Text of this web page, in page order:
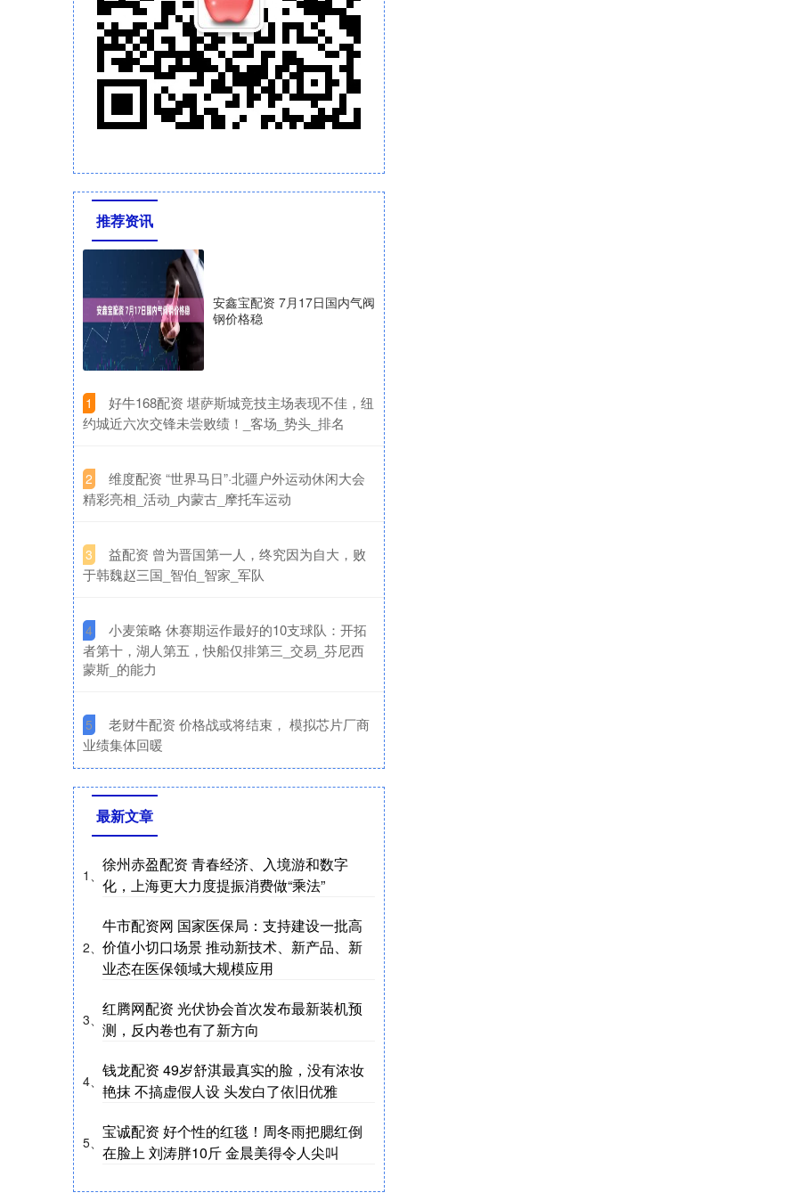
推荐资讯
安鑫宝配资 7月17日国内气阀
钢价格稳
1
​好牛168配资 堪萨斯城竞技主场表现不佳，纽
约城近六次交锋未尝败绩！_客场_势头_排名
2
​维度配资 “世界马日”·北疆户外运动休闲大会
精彩亮相_活动_内蒙古_摩托车运动
3
​益配资 曾为晋国第一人，终究因为自大，败
于韩魏赵三国_智伯_智家_军队
4
​小麦策略 休赛期运作最好的10支球队：开拓
者第十，湖人第五，快船仅排第三_交易_芬尼西
蒙斯_的能力
5
​老财牛配资 价格战或将结束， 模拟芯片厂商
业绩集体回暖
最新文章
1、
徐州赤盈配资 青春经济、入境游和数字
化，上海更大力度提振消费做“乘法”
2、
牛市配资网 国家医保局：支持建设一批高
价值小切口场景 推动新技术、新产品、新
业态在医保领域大规模应用
3、
红腾网配资 光伏协会首次发布最新装机预
测，反内卷也有了新方向
4、
钱龙配资 49岁舒淇最真实的脸，没有浓妆
艳抹 不搞虚假人设 头发白了依旧优雅
5、
宝诚配资 好个性的红毯！周冬雨把腮红倒
在脸上 刘涛胖10斤 金晨美得令人尖叫